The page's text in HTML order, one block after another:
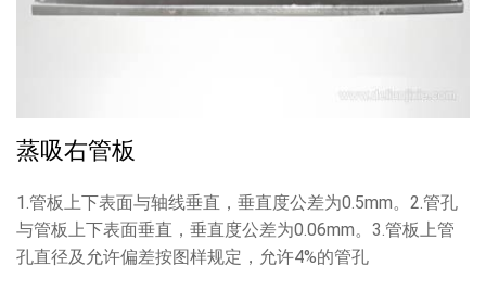
蒸吸右管板
1.管板上下表面与轴线垂直，垂直度公差为0.5mm。2.管孔
与管板上下表面垂直，垂直度公差为0.06mm。3.管板上管
孔直径及允许偏差按图样规定，允许4%的管孔